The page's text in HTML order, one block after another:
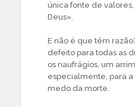
única fonte de
Deus».
E não é que têm
defeito para todas as
os naufrágios, um
especialmente, para
medo da morte.